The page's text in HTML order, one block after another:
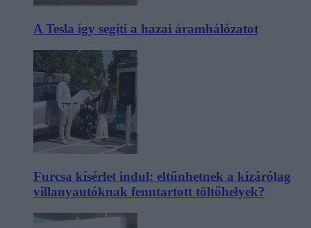
A Tesla így segíti a hazai áramhálózatot
Furcsa kísérlet indul: eltűnhetnek a kizárólag
villanyautóknak fenntartott töltőhelyek?